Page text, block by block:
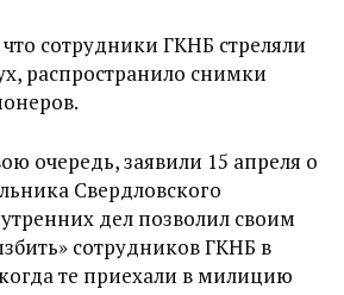
сотрудники ГКНБ стреляли
распространило снимки
очередь, заявили 15 апреля о
Свердловского
дел позволил своим
сотрудников ГКНБ в
те приехали в милицию